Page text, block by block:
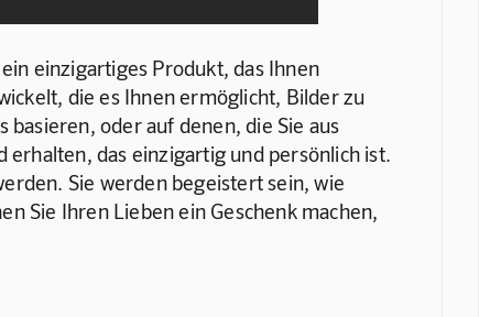
einzigartiges Produkt, das Ihnen
die es Ihnen ermöglicht, Bilder zu
oder auf denen, die Sie aus
erhalten, das einzigartig und persönlich ist.
Sie werden begeistert sein, wie
Sie Ihren Lieben ein Geschenk machen,